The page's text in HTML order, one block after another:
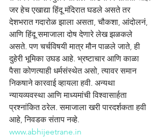
जर हेच एखाद्या हिंदू मंदिरात घडले असते तर
देशभरात गदारोळ झाला असता, चौकशा, आंदोलनं,
आणि हिंदू समाजाला दोष देणारे लेख झळकले
असते. पण चर्चविषयी मात्र मौन पाळले जाते, ही
दुहेरी भूमिका उघड आहे. भ्रष्टाचार आणि काळा
पैसा कोणत्याही धर्मसंस्थेत असो, त्यावर समान
निकषाने कारवाई व्हायला हवी. अन्यथा
न्यायव्यवस्था आणि माध्यमांची विश्वासार्हता
प्रश्नांकित ठरेल. समाजाला खरी पारदर्शकता हवी
आहे, निवडक संताप नव्हे.
www.abhijeetrane.in